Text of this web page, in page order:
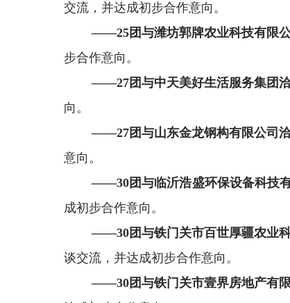
交流， 并达成初步合作意向。
——25团与潍坊郭牌农业科技有限
步合作意向。
——27团与中天美好生活服务集团
向。
——27团与山东金龙钢构有限公司
意向 。
——30团与临沂浩盛环保设备科技
成初步合作意向。
——30团与铁门关市百世厚疆农业
谈交流 ， 并达成初步合作意向 。
——30团与铁门关市壹界房地产有